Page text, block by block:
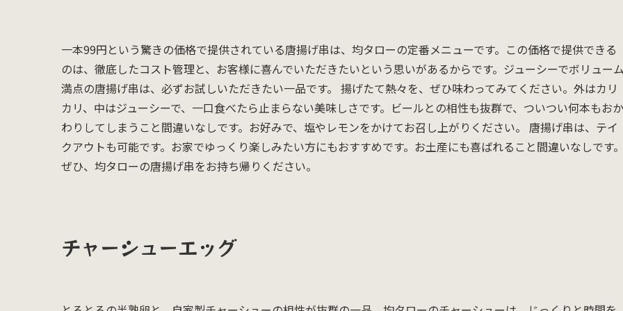
一本99円という驚きの価格で提供されている唐揚げ串は、均タローの定番メニューです。この価格で提供できる
のは、徹底したコスト管理と、お客様に喜んでいただきたいという思いがあるからです。ジューシーでボリューム
満点の唐揚げ串は、必ずお試しいただきたい一品です。 揚げたて熱々を、ぜひ味わってみてください。外はカリ
カリ、中はジューシーで、一口食べたら止まらない美味しさです。ビールとの相性も抜群で、ついつい何本もおか
わりしてしまうこと間違いなしです。お好みで、塩やレモンをかけてお召し上がりください。 唐揚げ串は、テイ
クアウトも可能です。お家でゆっくり楽しみたい方にもおすすめです。お土産にも喜ばれること間違いなしです。
ぜひ、均タローの唐揚げ串をお持ち帰りください。
チャーシューエッグ